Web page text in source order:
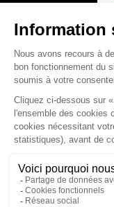
2
33350
Tél :05 57
Email :